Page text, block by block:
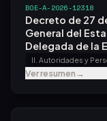
BOE-A-2026-12318
Decreto de 27
General del
Delegada de la
Personas con
Fiscalía
Ver resumen→